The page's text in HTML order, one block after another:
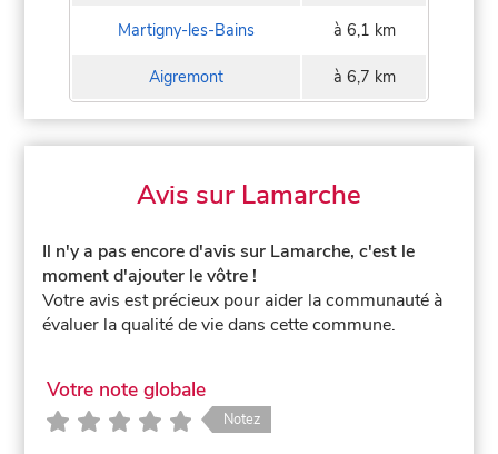
Martigny-les-Bains à 6,1 km
Aigremont à 6,7 km
Avis sur Lamarche
Il n'y a pas encore d'avis sur Lamarche, c'est le
moment d'ajouter le vôtre !
Votre avis est précieux pour aider la communauté à
évaluer la qualité de vie dans cette commune.
Votre note globale
Notez